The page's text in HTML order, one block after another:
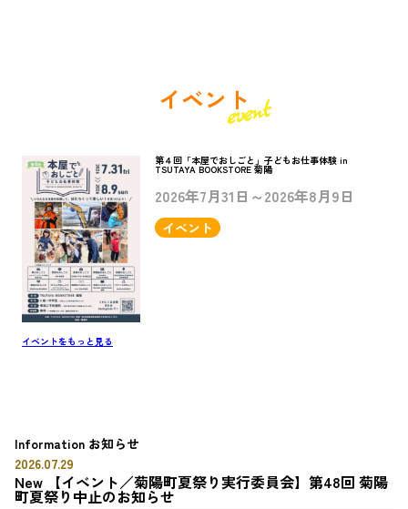
イベント
第４回「本屋でおしごと」子どもお仕事体験 in
TSUTAYA BOOKSTORE 菊陽
2026年7月31日～2026年8月9日
イベント
イベントをもっと見る
Information お知らせ
2026.07.29
New 【イベント／菊陽町夏祭り実行委員会】第48回 菊陽
町夏祭り中止のお知らせ